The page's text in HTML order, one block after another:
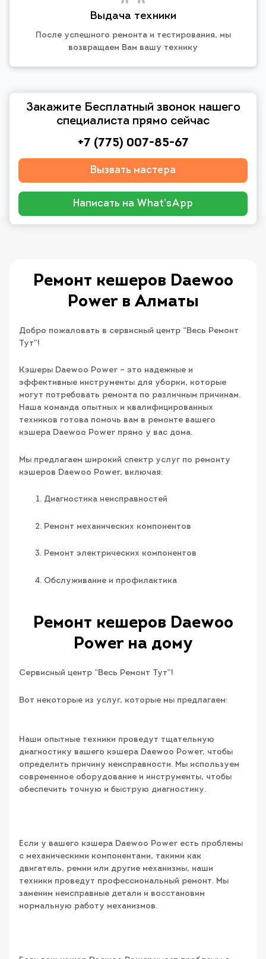
Выдача техники
После успешного ремонта и тестирования, мы
возвращаем Вам вашу технику
Закажите Бесплатный звонок нашего
специалиста прямо сейчас
+7 (775) 007-85-67
Вызвать мастера
Написать на What'sApp
Ремонт кешеров Daewoo
Power в Алматы
Добро пожаловать в сервисный центр “Весь Ремонт
Тут”!
Кэшеры Daewoo Power – это надежные и
эффективные инструменты для уборки, которые
могут потребовать ремонта по различным причинам.
Наша команда опытных и квалифицированных
техников готова помочь вам в ремонте вашего
кэшера Daewoo Power прямо у вас дома.
Мы предлагаем широкий спектр услуг по ремонту
кэшеров Daewoo Power, включая:
Диагностика неисправностей
Ремонт механических компонентов
Ремонт электрических компонентов
Обслуживание и профилактика
Ремонт кешеров Daewoo
Power на дому
Сервисный центр “Весь Ремонт Тут”!
Вот некоторые из услуг, которые мы предлагаем:
Наши опытные техники проведут тщательную
диагностику вашего кэшера Daewoo Power, чтобы
определить причину неисправности. Мы используем
современное оборудование и инструменты, чтобы
обеспечить точную и быструю диагностику.
Если у вашего кэшера Daewoo Power есть проблемы
с механическими компонентами, такими как
двигатель, ремни или другие механизмы, наши
техники проведут профессиональный ремонт. Мы
заменим неисправные детали и восстановим
нормальную работу механизмов.